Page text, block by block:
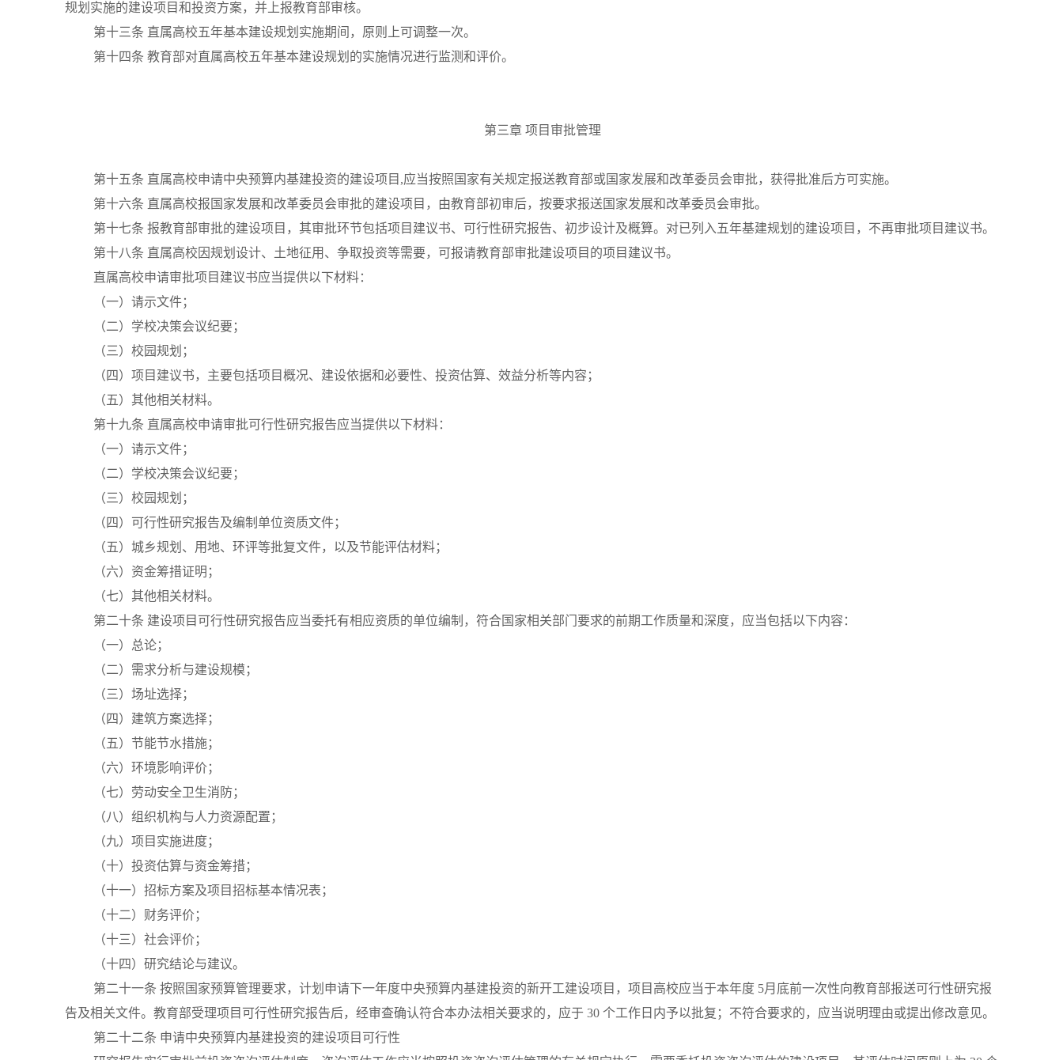
规划实施的建设项目和投资方案，并上报教育部审核。
第十三条 直属高校五年基本建设规划实施期间，原则上可调整一次。
第十四条 教育部对直属高校五年基本建设规划的实施情况进行监测和评价。
第三章 项目审批管理
第十五条 直属高校申请中央预算内基建投资的建设项目 ,应当按照国家有关规定报送教育部或国家发展和改革委员会审批，获得批准后方可实施。
第十六条 直属高校报国家发展和改革委员会审批的建设项目，由教育部初审后，按要求报送国家发展和改革委员会审批。
第十七条 报教育部审批的建设项目，其审批环节包括项目建议书、可行性研究报告、初步设计及概算。对已列入五年基建规划的建设项目，不再审批项目建议书。
第十八条 直属高校因规划设计、土地征用、争取投资等需要，可报请教育部审批建设项目的项目建议书。
直属高校申请审批项目建议书应当提供以下材料：
（一）请示文件；
（二）学校决策会议纪要；
（三）校园规划；
（四）项目建议书，主要包括项目概况、建设依据和必要性、投资估算、效益分析等内容；
（五）其他相关材料。
第十九条 直属高校申请审批可行性研究报告应当提供以下材料：
（一）请示文件；
（二）学校决策会议纪要；
（三）校园规划；
（四）可行性研究报告及编制单位资质文件；
（五）城乡规划、用地、环评等批复文件，以及节能评估材料；
（六）资金筹措证明；
（七）其他相关材料。
第二十条 建设项目可行性研究报告应当委托有相应资质的单位编制，符合国家相关部门要求的前期工作质量和深度，应当包括以下内容：
（一）总论；
（二）需求分析与建设规模；
（三）场址选择；
（四）建筑方案选择；
（五）节能节水措施；
（六）环境影响评价；
（七）劳动安全卫生消防；
（八）组织机构与人力资源配置；
（九）项目实施进度；
（十）投资估算与资金筹措；
（十一）招标方案及项目招标基本情况表；
（十二）财务评价；
（十三）社会评价；
（十四）研究结论与建议。
第二十一条 按照国家预算管理要求，计划申请下一年度中央预算内基建投资的新开工建设项目，项目高校应当于本年度 5月底前一次性向教育部报送可行性研究报
告及相关文件。教育部受理项目可行性研究报告后，经审查确认符合本办法相关要求的，应于 30 个工作日内予以批复；不符合要求的，应当说明理由或提出修改意见。
第二十二条 申请中央预算内基建投资的建设项目可行性